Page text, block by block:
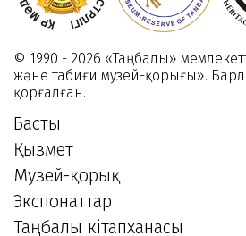
© 1990 - 2026 «Таңбалы»
және табиғи музей-қорығы».
қорғалған.
Басты
Қызмет
Музей-қорық
Экспонаттар
Таңбалы кітапханасы